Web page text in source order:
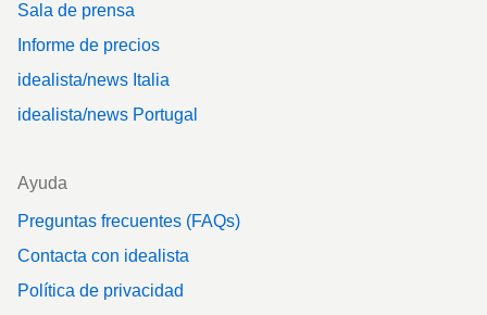
Sala de prensa
Informe de precios
idealista/news Italia
idealista/news Portugal
Ayuda
Preguntas frecuentes (FAQs)
Contacta con idealista
Política de privacidad